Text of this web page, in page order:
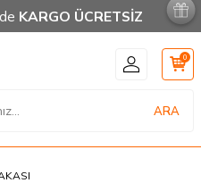
KARGO ÜCRETSİZ
ARA
0